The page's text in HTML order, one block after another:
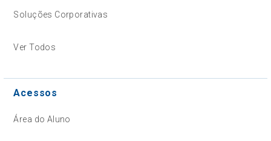
Soluções Corporativas
Ver Todos
Acessos
Área do Aluno